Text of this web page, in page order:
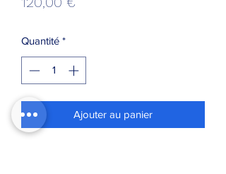
Quantité *
Ajouter au panier